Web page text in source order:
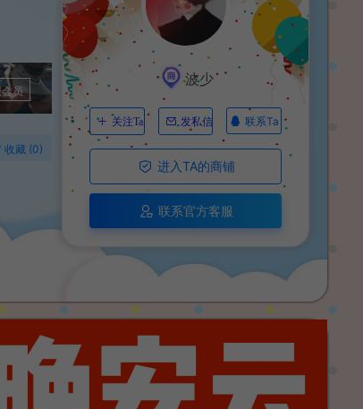
员
收藏 (0)
波少
关注Ta 发私信 联系Ta
进入TA的商铺
联系官方客服